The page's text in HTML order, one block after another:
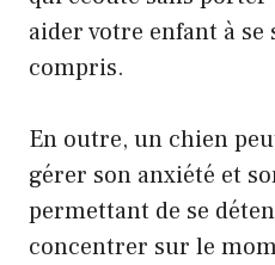
aider votre enfant à
compris.
En outre, un chien
gérer son anxiété et
permettant de se
concentrer sur le